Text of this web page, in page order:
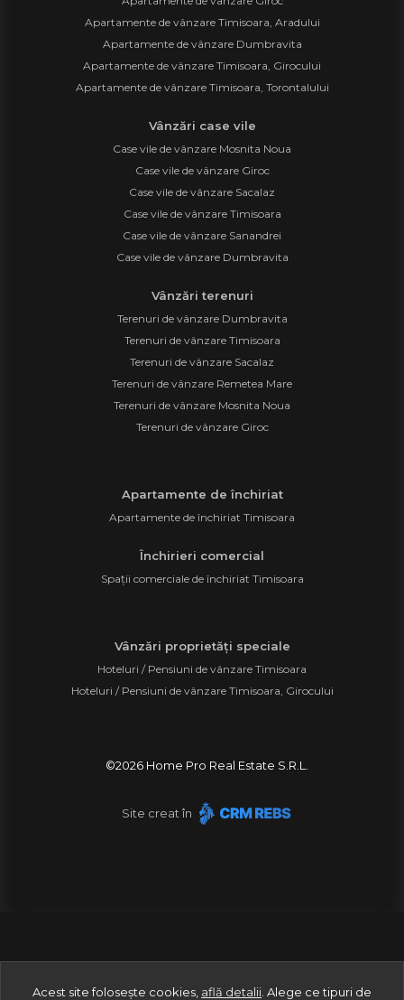
Apartamente de vânzare Timisoara, Aradului
Apartamente de vânzare Dumbravita
Apartamente de vânzare Timisoara, Girocului
Apartamente de vânzare Timisoara, Torontalului
Vânzări case vile
Case vile de vânzare Mosnita Noua
Case vile de vânzare Giroc
Case vile de vânzare Sacalaz
Case vile de vânzare Timisoara
Case vile de vânzare Sanandrei
Case vile de vânzare Dumbravita
Vânzări terenuri
Terenuri de vânzare Dumbravita
Terenuri de vânzare Timisoara
Terenuri de vânzare Sacalaz
Terenuri de vânzare Remetea Mare
Terenuri de vânzare Mosnita Noua
Terenuri de vânzare Giroc
Apartamente de închiriat
Apartamente de închiriat Timisoara
Închirieri comercial
Spații comerciale de închiriat Timisoara
Vânzări proprietăți speciale
Hoteluri / Pensiuni de vânzare Timisoara
Hoteluri / Pensiuni de vânzare Timisoara, Girocului
©2026Home Pro Real Estate S.R.L.
Site creat în
Acest site folosește cookies, află detalii Alege ce tipuri de